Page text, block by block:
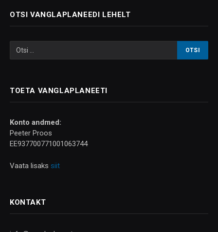
OTSI VANGLAPLANEEDI LEHELT
TOETA VANGLAPLANEETI
Konto andmed:
Peeter Proos
EE937700771001063744
Vaata lisaks siit
KONTAKT